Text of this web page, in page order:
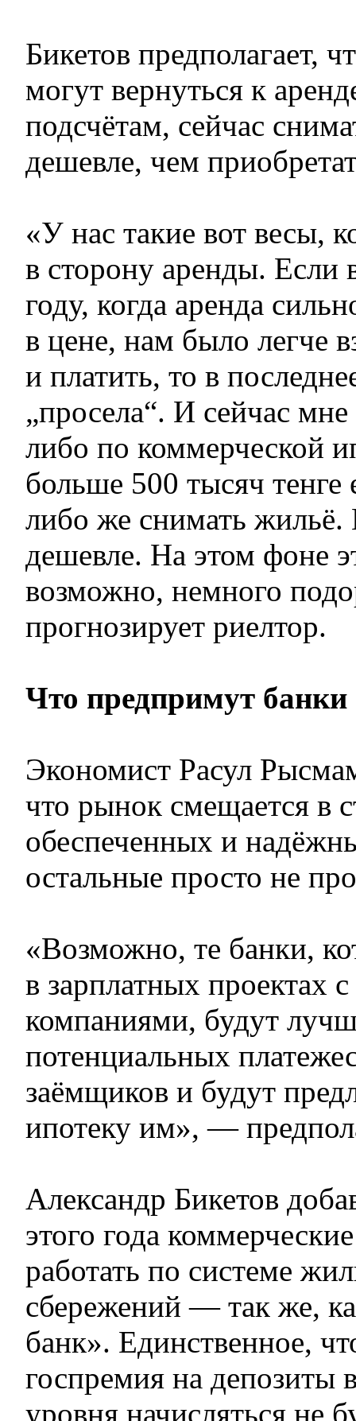
Бикетов предполагает,
могут вернуться к
подсчётам, сейчас
дешевле, чем
«У нас такие вот весы,
в сторону аренды. Если
году, когда аренда
в цене, нам было легче
и платить, то в
„просела“. И сейчас
либо по коммерческой
больше 500 тысяч тенге
либо же снимать жильё.
дешевле. На этом фоне
возможно, немного
прогнозирует риелтор.
Что предпримут
Экономист Расул
что рынок смещается в
обеспеченных и
остальные просто не
«Возможно, те банки,
в зарплатных проектах
компаниями, будут
потенциальных
заёмщиков и будут
ипотеку им», —
Александр Бикетов
этого года
работать по системе
сбережений — так же,
банк». Единственное,
госпремия на депозиты
уровня начисляться не